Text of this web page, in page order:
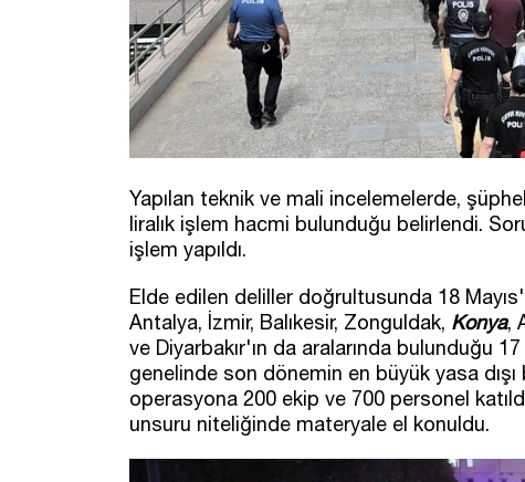
Yapılan teknik ve mali incelemelerde,
liralık işlem hacmi bulunduğu belirlendi.
işlem yapıldı.
Elde edilen deliller doğrultusunda 18
Antalya, İzmir, Balıkesir, Zonguldak, Konya,
ve Diyarbakır'ın da aralarında bulunduğu
genelinde son dönemin en büyük yasa
operasyona 200 ekip ve 700 personel
unsuru niteliğinde materyale el konuldu.